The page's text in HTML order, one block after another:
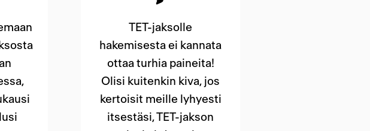
TET-jaksolle
hakemisesta ei kannata
ottaa turhia paineita!
Olisi kuitenkin kiva, jos
kertoisit meille lyhyesti
itsestäsi, TET-jakson